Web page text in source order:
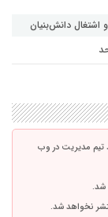
اشتغال دانش‌بنیان
تیم مدیریت در وب
شد.
نخواهد شد.